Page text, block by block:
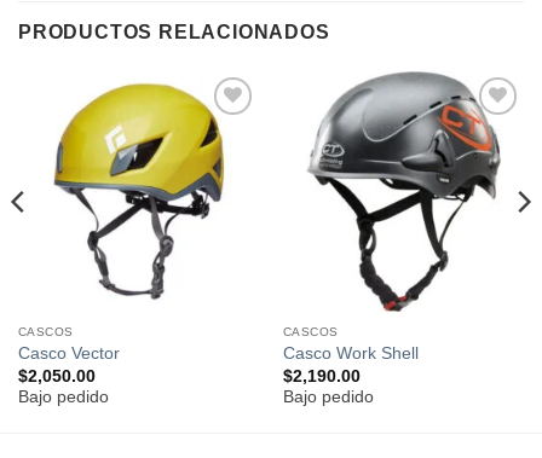
PRODUCTOS RELACIONADOS
Añadir
a la
lista de
deseos
CASCOS
Casco Vector
$2,050.00
Bajo pedido
Añadir
a la
lista de
deseos
CASCOS
Casco Work Shell
$2,190.00
Bajo pedido